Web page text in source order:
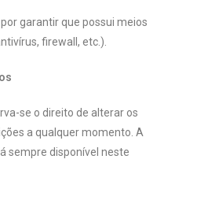
garantir que possui meios
firewall, etc.).
se o direito de alterar os
a qualquer momento. A
sempre disponível neste